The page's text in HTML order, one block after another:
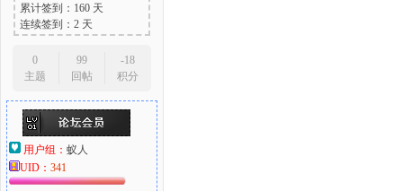
累计签到：160 天
连续签到：2 天
0
主题
99
回帖
-18
积分
用户组： 蚁人
UID： 341